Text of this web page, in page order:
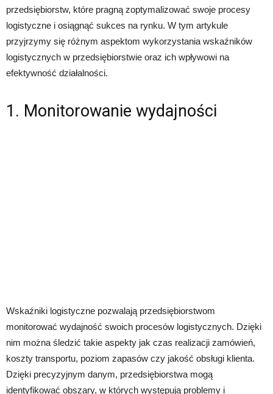
przedsiębiorstw, które pragną zoptymalizować swoje procesy
logistyczne i osiągnąć sukces na rynku. W tym artykule
przyjrzymy się różnym aspektom wykorzystania wskaźników
logistycznych w przedsiębiorstwie oraz ich wpływowi na
efektywność działalności.
1. Monitorowanie wydajności
Wskaźniki logistyczne pozwalają przedsiębiorstwom
monitorować wydajność swoich procesów logistycznych. Dzięki
nim można śledzić takie aspekty jak czas realizacji zamówień,
koszty transportu, poziom zapasów czy jakość obsługi klienta.
Dzięki precyzyjnym danym, przedsiębiorstwa mogą
identyfikować obszary, w których występują problemy i